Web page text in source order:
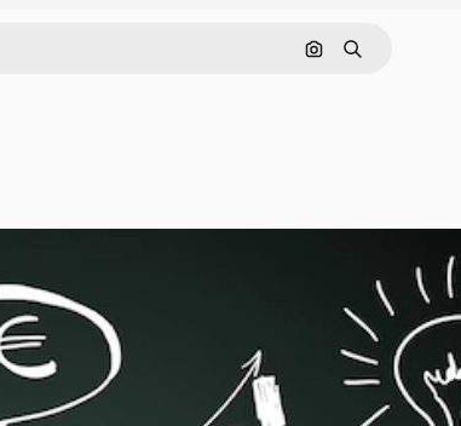
Buscar por imagen
Buscar